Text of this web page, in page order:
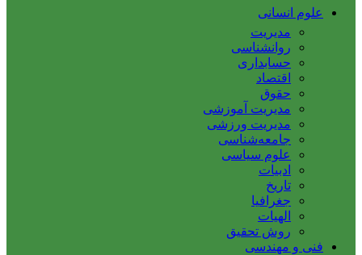
علوم انسانی
مدیریت
روانشناسی
حسابداری
اقتصاد
حقوق
مدیریت آموزشی
مدیریت ورزشی
جامعه‌شناسی
علوم سیاسی
ادبیات
تاریخ
جغرافیا
الهیات
روش تحقیق
فنی و مهندسی